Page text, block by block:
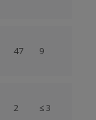
47 9
2 ≤ 3